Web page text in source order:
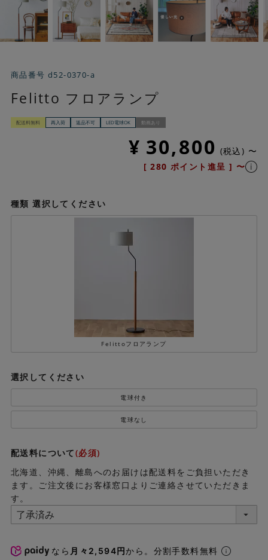
商品番号 d52-0370-a
Felitto フロアランプ
配送料無料 再入荷 返品不可 LED電球OK 動画あり
¥ 30,800 税込
〜
[ 280 ポイント進呈 ] 〜
種類 選択してください
Felittoフロアランプ
選択してください
電球付き
電球なし
配送料について(必須)
北海道、沖縄、離島へのお届けは配送料をご負担いただき
ます。ご注文後にお客様窓口よりご連絡させていただきま
す。
なら 月々2,594円から。分割手数料無料